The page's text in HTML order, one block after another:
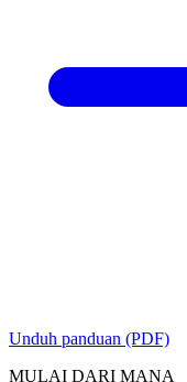
Unduh panduan (PDF)
MULAI DARI MANA